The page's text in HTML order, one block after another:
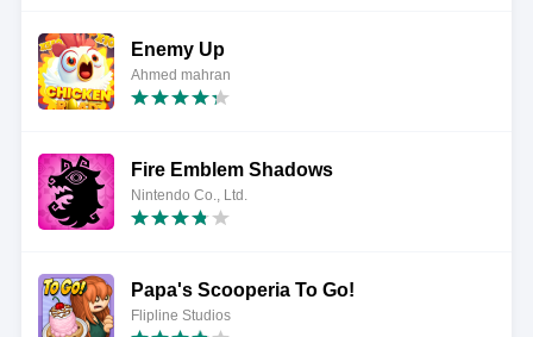
Enemy Up
Ahmed mahran
Fire Emblem Shadows
Nintendo Co., Ltd.
Papa's Scooperia To Go!
Flipline Studios